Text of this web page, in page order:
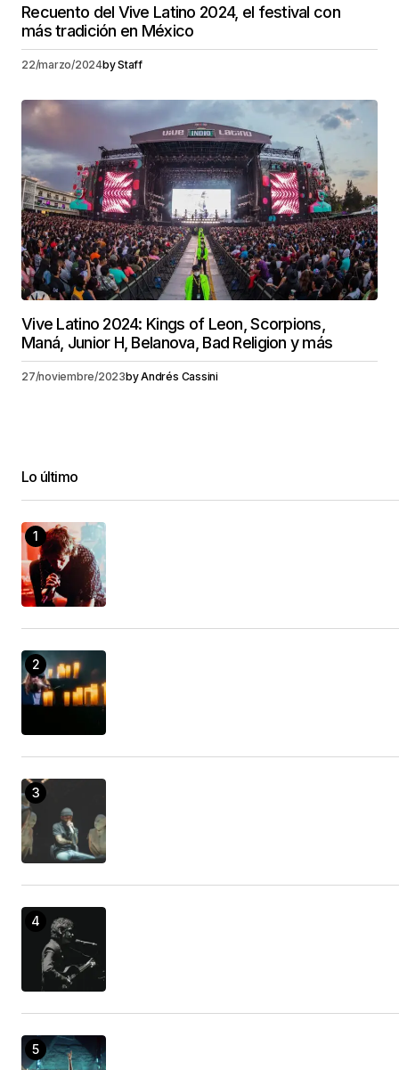
Recuento del Vive Latino 2024, el festival con
más tradición en México
22/marzo/2024byStaff
Vive Latino 2024: Kings of Leon, Scorpions,
Maná, Junior H, Belanova, Bad Religion y más
27/noviembre/2023byAndrés Cassini
Lo último